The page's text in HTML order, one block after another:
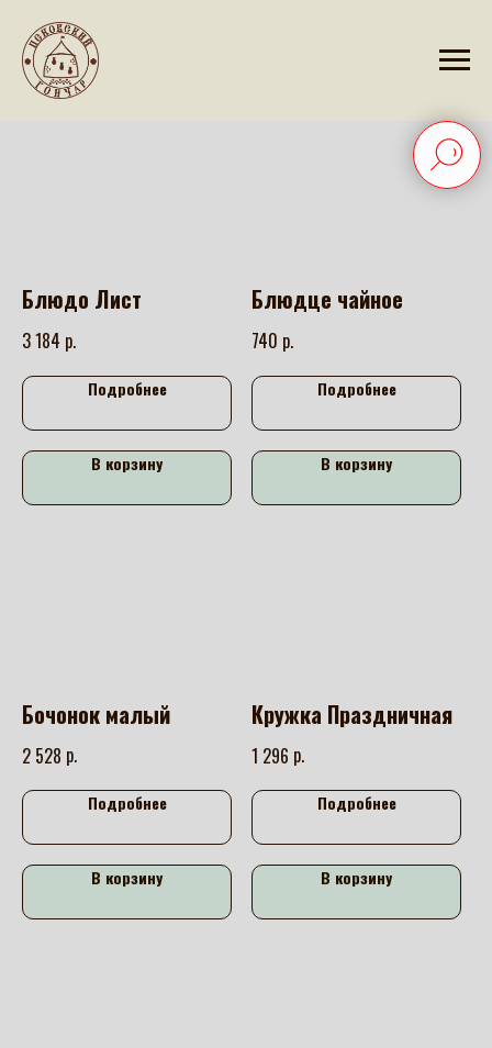
Блюдо Лист
3 184 р.
Подробнее
В корзину
Блюдце чайное
740 р.
Подробнее
В корзину
Бочонок малый
2 528 р.
Подробнее
В корзину
Кружка Праздничная
1 296 р.
Подробнее
В корзину